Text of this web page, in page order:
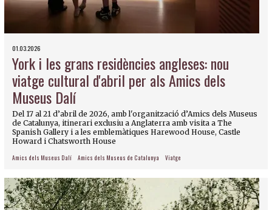
01.03.2026
York i les grans residències angleses: nou
viatge cultural d'abril per als Amics dels
Museus Dalí
Del 17 al 21 d’abril de 2026, amb l'organització d’Amics dels Museus
de Catalunya, itinerari exclusiu a Anglaterra amb visita a The
Spanish Gallery i a les emblemàtiques Harewood House, Castle
Howard i Chatsworth House
Amics dels Museus Dalí Amics dels Museus de Catalunya Viatge